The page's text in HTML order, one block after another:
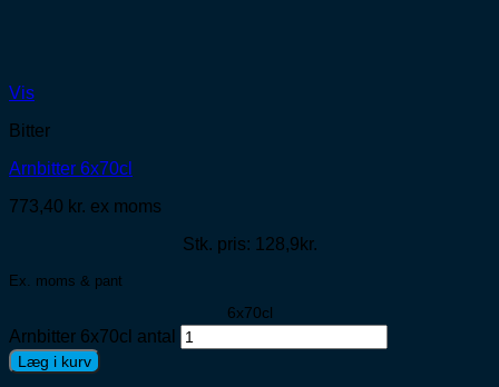
Vis
Bitter
Arnbitter 6x70cl
773,40 kr. ex moms
Stk. pris: 128,9kr.
Ex. moms & pant
6x70cl
Arnbitter 6x70cl antal
Læg i kurv